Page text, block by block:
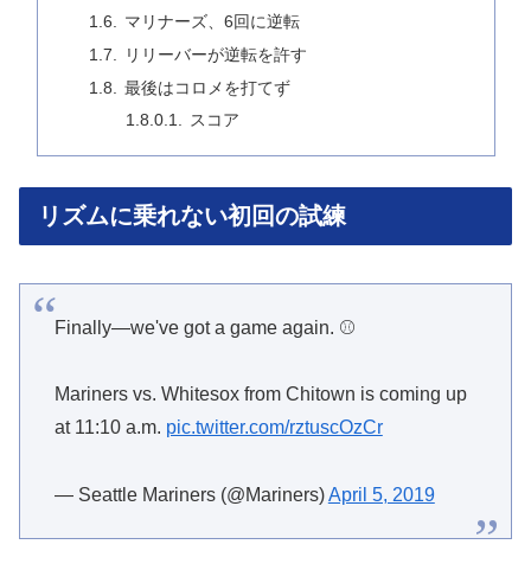
マリナーズ、6回に逆転
リリーバーが逆転を許す
最後はコロメを打てず
スコア
リズムに乗れない初回の試練
Finally—we've got a game again. ⚾
Mariners vs. Whitesox from Chitown is coming up
at 11:10 a.m. pic.twitter.com/rztuscOzCr
— Seattle Mariners (@Mariners)April 5, 2019